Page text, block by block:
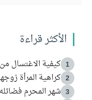
الأكثر قراءة
1 كيفية الاغتسال
2 كراهية المرأة
3 شهر المحرم فضائله